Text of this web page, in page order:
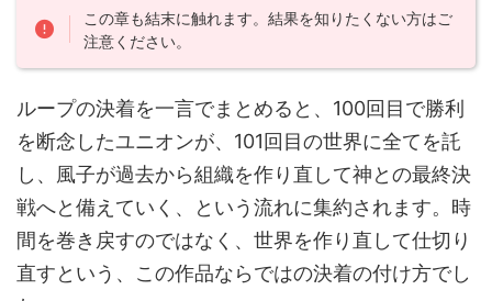
この章も結末に触れます。結果を知りたくない方はご
注意ください。
ループの決着を一言でまとめると、100回目で勝利
を断念したユニオンが、101回目の世界に全てを託
し、風子が過去から組織を作り直して神との最終決
戦へと備えていく、という流れに集約されます。時
間を巻き戻すのではなく、世界を作り直して仕切り
直すという、この作品ならではの決着の付け方でし